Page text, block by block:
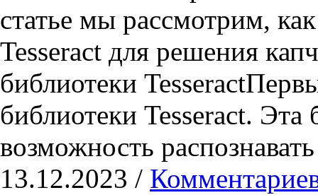
статье мы рассмотрим,
Tesseract для решения
библиотеки
библиотеки Tesseract. Эта
возможность
13.12.2023 /